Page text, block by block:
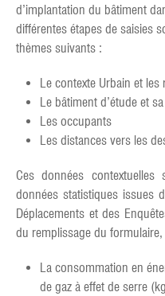
d’implantation du bâtiment
différentes étapes de saisies
thèmes suivants :
Le contexte Urbain et
Le bâtiment d’étude et
Les occupants
Les distances vers les
Ces données
données statistiques issues
Déplacements et des
du remplissage du
La consommation en
de gaz à effet de serre